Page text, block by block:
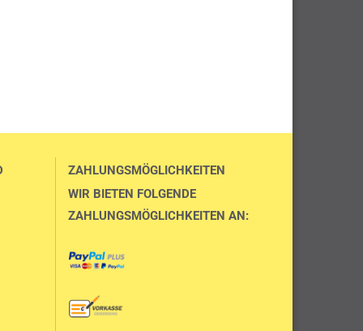
ZAHLUNGSMÖGLICHKEITEN
WIR BIETEN FOLGENDE
ZAHLUNGSMÖGLICHKEITEN AN: